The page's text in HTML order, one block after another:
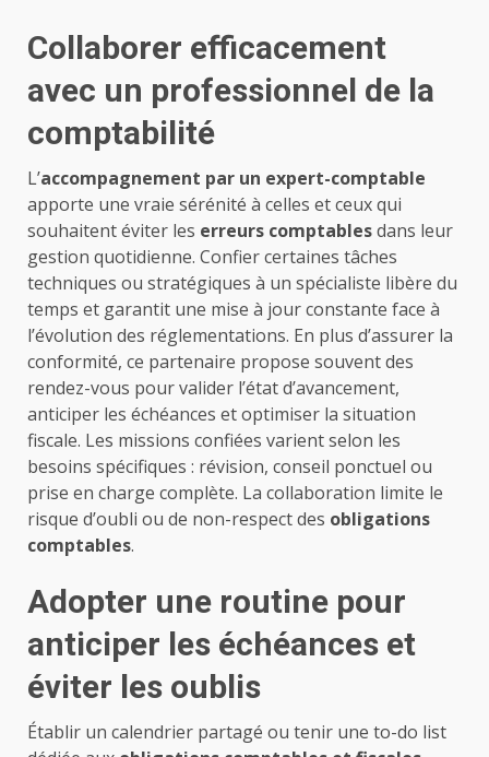
Collaborer efficacement
avec un professionnel de la
comptabilité
L’accompagnement par un expert-comptable
apporte une vraie sérénité à celles et ceux qui
souhaitent éviter les erreurs comptablesdans leur
gestion quotidienne. Confier certaines tâches
techniques ou stratégiques à un spécialiste libère du
temps et garantit une mise à jour constante face à
l’évolution des réglementations. En plus d’assurer la
conformité, ce partenaire propose souvent des
rendez-vous pour valider l’état d’avancement,
anticiper les échéances et optimiser la situation
fiscale. Les missions confiées varient selon les
besoins spécifiques : révision, conseil ponctuel ou
prise en charge complète. La collaboration limite le
risque d’oubli ou de non-respect des obligations
comptables.
Adopter une routine pour
anticiper les échéances et
éviter les oublis
Établir un calendrier partagé ou tenir une to-do list